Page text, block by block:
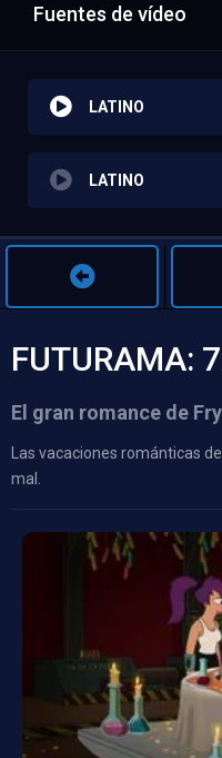
Fuentes de vídeo
LATINO
LATINO
FUTURAMA:
El gran romance de
Las vacaciones románticas
mal.